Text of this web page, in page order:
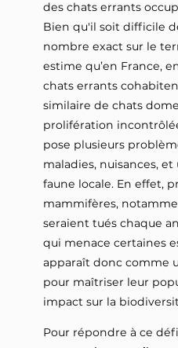
des chats errants
Bien qu'il soit difficile
nombre exact sur le
estime qu’en France,
chats errants
similaire de chats
prolifération
pose plusieurs
maladies, nuisances,
faune locale. En effet,
mammifères,
seraient tués chaque
qui menace certaines
apparaît donc comme
pour maîtriser leur
impact sur la
Pour répondre à ce